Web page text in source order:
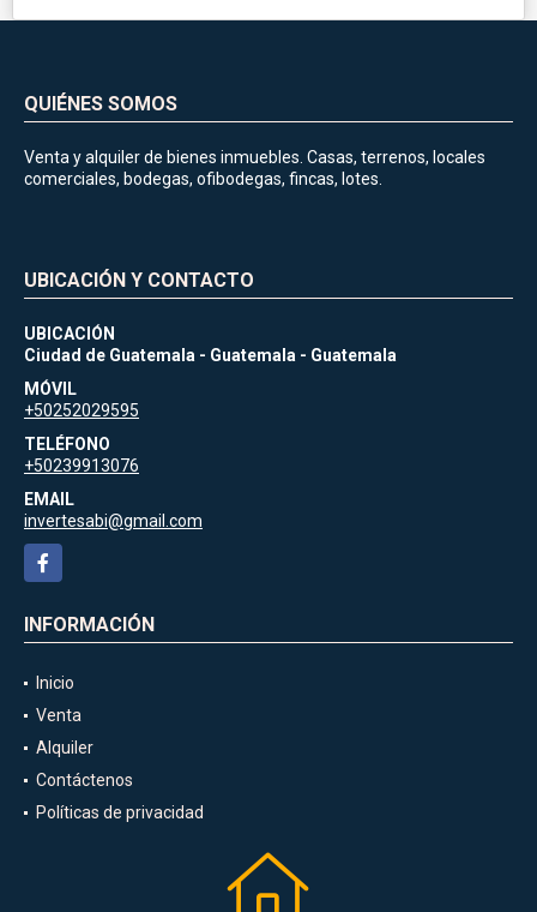
QUIÉNES SOMOS
Venta y alquiler de bienes inmuebles. Casas, terrenos, locales
comerciales, bodegas, ofibodegas, fincas, lotes.
UBICACIÓN Y CONTACTO
UBICACIÓN
Ciudad de Guatemala - Guatemala - Guatemala
MÓVIL
+50252029595
TELÉFONO
+50239913076
EMAIL
invertesabi@gmail.com
Facebook
INFORMACIÓN
Inicio
Venta
Alquiler
Contáctenos
Políticas de privacidad